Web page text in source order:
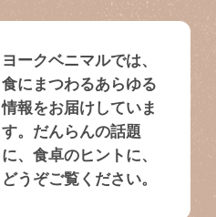
ヨークベニマルでは、
食にまつわるあらゆる
情報をお届けしていま
す。だんらんの話題
に、食卓のヒントに、
どうぞご覧ください。